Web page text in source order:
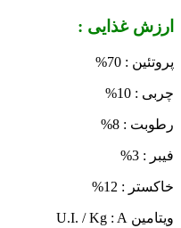
ارزش غذایی :
پروتئین : 70%
چربی : 10%
رطوبت : 8%
فیبر : 3%
خاکستر : 12%
ویتامین